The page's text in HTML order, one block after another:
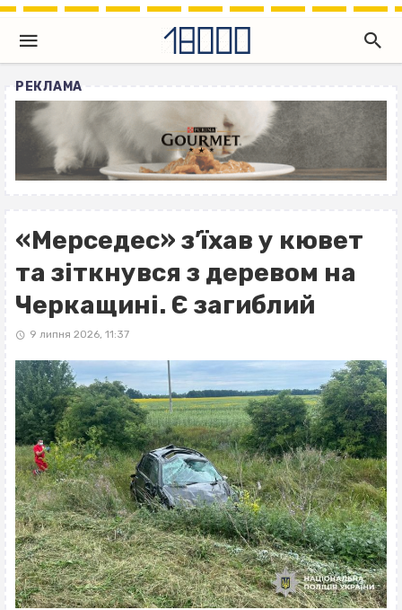
РЕКЛАМА
«Мерседес» з’їхав у кювет
та зіткнувся з деревом на
Черкащині. Є загиблий
9 липня 2026, 11:37